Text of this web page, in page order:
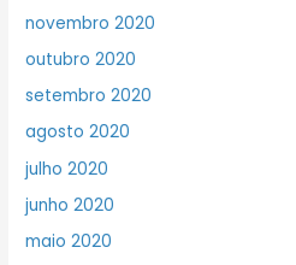
novembro 2020
outubro 2020
setembro 2020
agosto 2020
julho 2020
junho 2020
maio 2020